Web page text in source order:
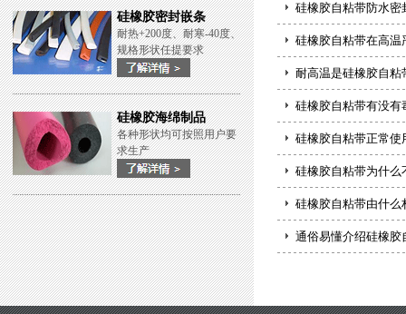
硅橡胶密封嵌条
耐热+200度、耐寒-40度、
规格形状任提要求
硅橡胶海绵制品
各种形状均可按照用户要
求生产
硅橡胶自粘带防水密
硅橡胶自粘带在高温
耐高温是硅橡胶自粘
硅橡胶自粘带有没有
硅橡胶自粘带正常使
硅橡胶自粘带为什么
硅橡胶自粘带由什么
通俗易懂介绍硅橡胶